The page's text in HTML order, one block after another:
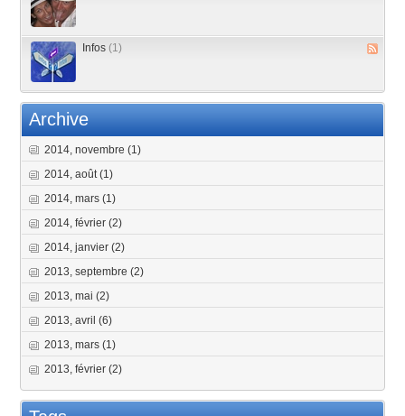
Infos (1)
Archive
2014, novembre(1)
2014, août(1)
2014, mars(1)
2014, février(2)
2014, janvier(2)
2013, septembre(2)
2013, mai(2)
2013, avril(6)
2013, mars(1)
2013, février(2)